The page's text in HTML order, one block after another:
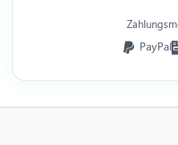
PayPal